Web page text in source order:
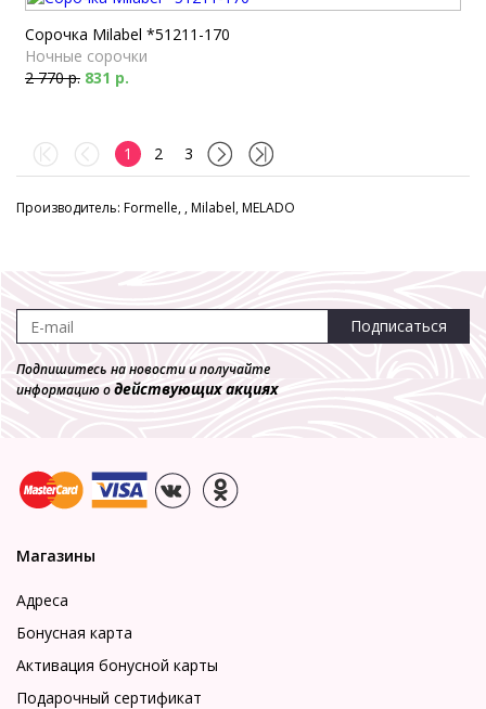
Сорочка Milabel *51211-170
Ночные сорочки
2 770 р. 831 р.
1 2 3
Производитель: Formelle, , Milabel, MELADO
Подписаться
Подпишитесь на новости и получайте
информацию одействующих акциях
Магазины
Адреса
Бонусная карта
Активация бонусной карты
Подарочный сертификат